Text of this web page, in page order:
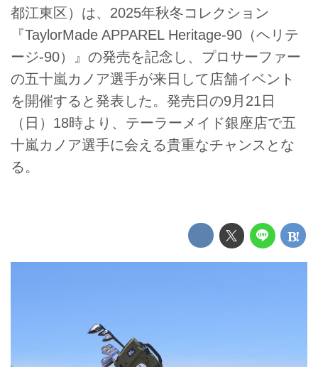
都江東区）は、2025年秋冬コレクション
『TaylorMade APPAREL Heritage-90（ヘリテ
ージ-90）』の発売を記念し、プロサーファー
の五十嵐カノア選手が来日して店舗イベント
を開催すると発表した。発売日の9月21日
（日）18時より、テーラーメイド銀座店で五
十嵐カノア選手に会える貴重なチャンスとな
る。